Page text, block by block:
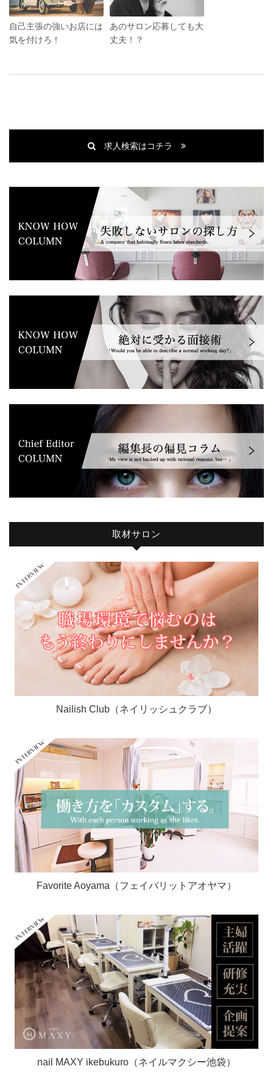
自己主張の強いお店には
気を付けろ！
あのサロン応募しても大
丈夫！？
求人検索はコチラ
取材サロン
Nailish Club（ネイリッシュクラブ）
Favorite Aoyama（フェイバリットアオヤマ）
nail MAXY ikebukuro（ネイルマクシー池袋）